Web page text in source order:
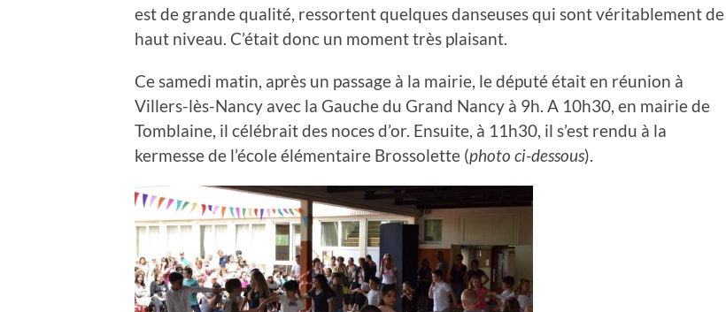
est de grande qualité, ressortent quelques danseuses qui sont véritablement de
haut niveau. C’était donc un moment très plaisant.
Ce samedi matin, après un passage à la mairie, le député était en réunion à
Villers-lès-Nancy avec la Gauche du Grand Nancy à 9h. A 10h30, en mairie de
Tomblaine, il célébrait des noces d’or. Ensuite, à 11h30, il s’est rendu à la
kermesse de l’école élémentaire Brossolette (photo ci-dessous).